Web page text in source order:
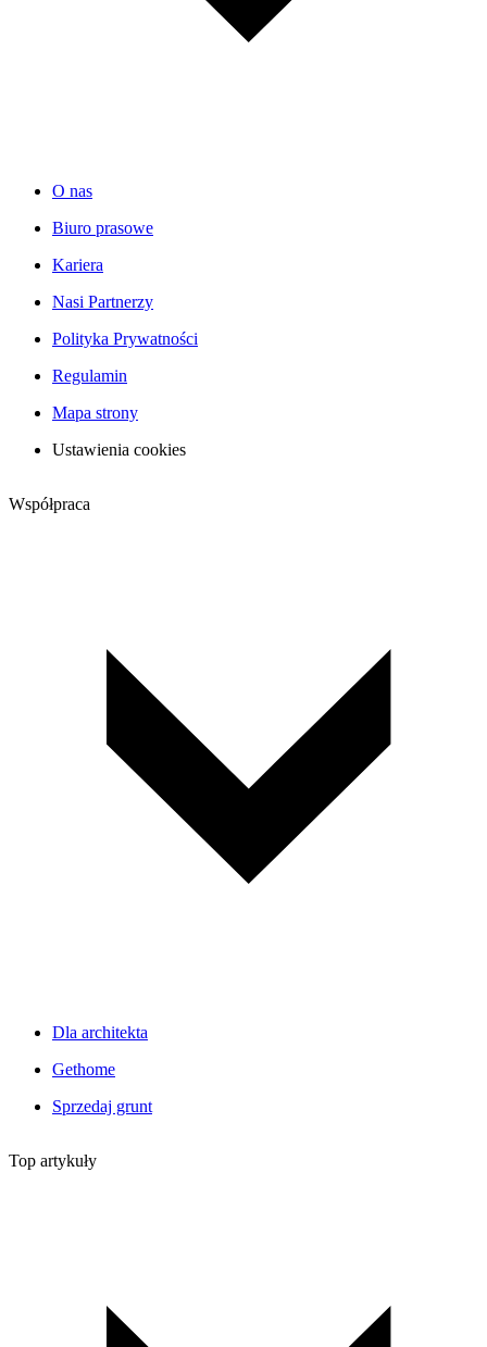
O nas
Biuro prasowe
Kariera
Nasi Partnerzy
Polityka Prywatności
Regulamin
Mapa strony
Ustawienia cookies
Współpraca
Dla architekta
Gethome
Sprzedaj grunt
Top artykuły